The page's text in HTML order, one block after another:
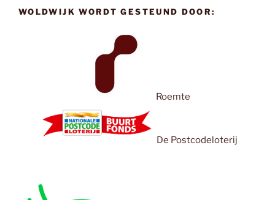
WOLDWIJK WORDT GESTEUND DOOR:
Roemte
De Postcodeloterij